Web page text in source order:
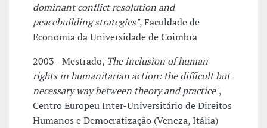
dominant conflict resolution and
peacebuilding strategies", Faculdade de
Economia da Universidade de Coimbra
2003 - Mestrado, The inclusion of human
rights in humanitarian action: the difficult but
necessary way between theory and practice",
Centro Europeu Inter-Universitário de Direitos
Humanos e Democratização (Veneza, Itália)